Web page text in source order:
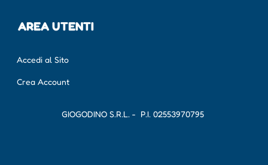
AREA UTENTI
Accedi al Sito
Crea Account
GIOGODINO S.R.L. - P.I. 02553970795